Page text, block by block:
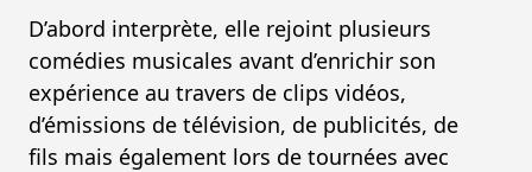
D’abord interprète, elle rejoint plusieurs
comédies musicales avant d’enrichir son
expérience au travers de clips vidéos,
d’émissions de télévision, de publicités, de
fils mais également lors de tournées avec